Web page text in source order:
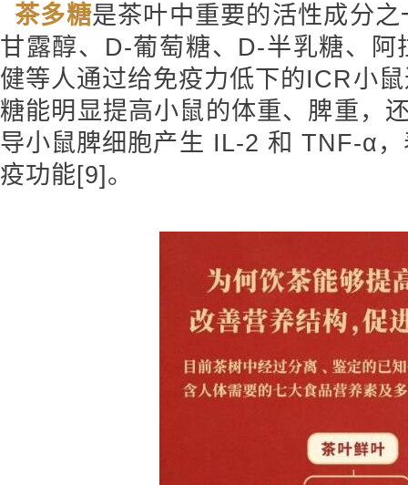
茶多糖是茶叶中重要的活性成分
甘露醇、D-葡萄糖、D-半乳糖、
健等人通过给免疫力低下的ICR小
糖能明显提高小鼠的体重、脾重，
导小鼠脾细胞产生 IL-2 和 TNF-α
疫功能[9]。